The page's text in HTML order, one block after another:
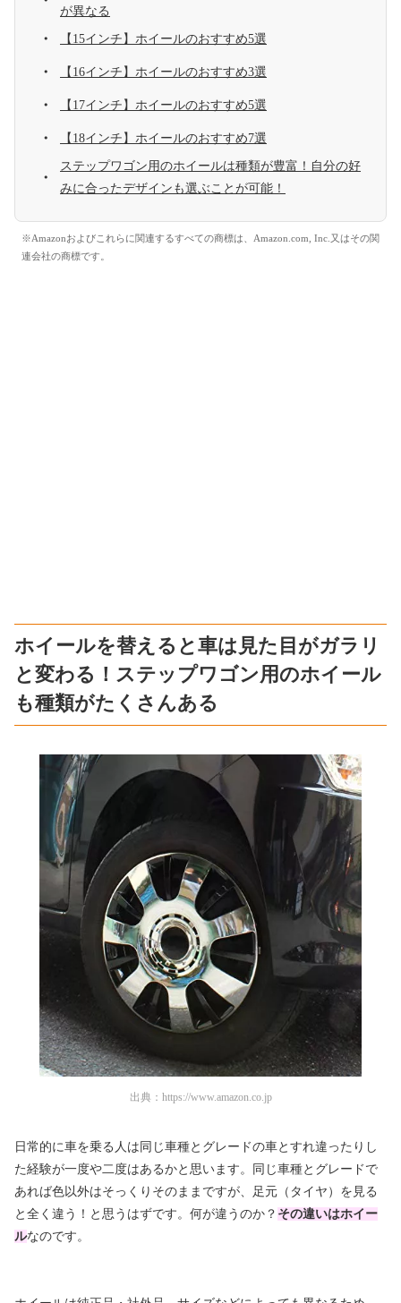
が異なる
【15インチ】ホイールのおすすめ5選
【16インチ】ホイールのおすすめ3選
【17インチ】ホイールのおすすめ5選
【18インチ】ホイールのおすすめ7選
ステップワゴン用のホイールは種類が豊富！自分の好
みに合ったデザインも選ぶことが可能！
※Amazonおよびこれらに関連するすべての商標は、Amazon.com, Inc.又はその関
連会社の商標です。
ホイールを替えると車は見た目がガラリ
と変わる！ステップワゴン用のホイール
も種類がたくさんある
出典： https://www.amazon.co.jp
日常的に車を乗る人は同じ車種とグレードの車とすれ違ったりし
た経験が一度や二度はあるかと思います。同じ車種とグレードで
あれば色以外はそっくりそのままですが、足元（タイヤ）を見る
と全く違う！と思うはずです。何が違うのか？ その違いはホイー
ルなのです。